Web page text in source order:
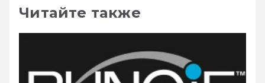
Читайте также